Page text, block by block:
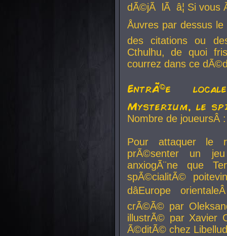
dÃ©jÃ lÃ â¦ Si vous
Åuvres par dessus
des citations ou
Cthulhu, de quoi
courrez dans ce
EntrÃ©e
Mysterium, le
Nombre de
Pour attaquer le
prÃ©senter un
anxiogÃ¨ne que
spÃ©cialitÃ©
dâEurope
crÃ©Ã© par
illustrÃ© par Xavier
Ã©ditÃ© chez